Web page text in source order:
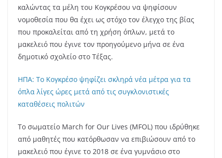
καλώντας τα μέλη του Κογκρέσου να ψηφίσουν
νομοθεσία που θα έχει ως στόχο τον έλεγχο της βίας
που προκαλείται από τη χρήση όπλων, μετά το
μακελειό που έγινε τον προηγούμενο μήνα σε ένα
δημοτικό σχολείο στο Τέξας.
ΗΠΑ: Το Κογκρέσο ψηφίζει σκληρά νέα μέτρα για τα
όπλα λίγες ώρες μετά από τις συγκλονιστικές
καταθέσεις πολιτών
Το σωματείο March for Our Lives (MFOL) που ιδρύθηκε
από μαθητές που κατόρθωσαν να επιβιώσουν από το
μακελειό που έγινε το 2018 σε ένα γυμνάσιο στο